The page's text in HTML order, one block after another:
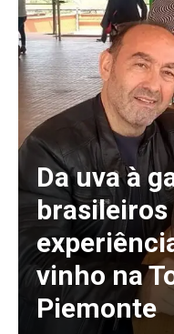
Da uva à
brasileiros
vinho na
Piemonte